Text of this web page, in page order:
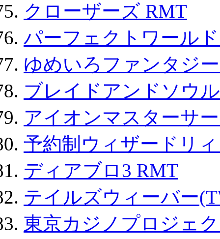
クローザーズ RMT
パーフェクトワール
ゆめいろファンタジ
ブレイドアンドソウ
アイオンマスターサ
予約制ウィザードリ
ディアブロ3 RMT
テイルズウィーバー
東京カジノプロジェ